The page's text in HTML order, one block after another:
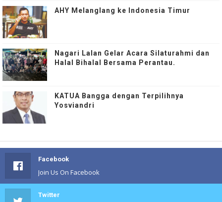
AHY Melanglang ke Indonesia Timur
Nagari Lalan Gelar Acara Silaturahmi dan
Halal Bihalal Bersama Perantau.
KATUA Bangga dengan Terpilihnya
Yosviandri
Facebook
Join Us On Facebook
Twitter